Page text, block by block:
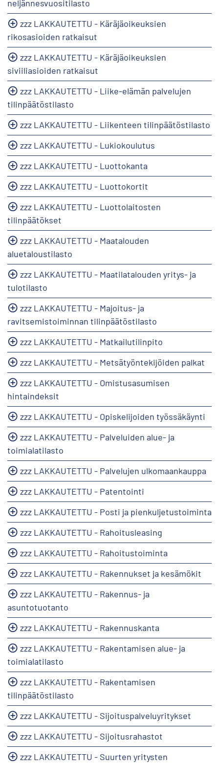
neljännesvuositilasto
zzz LAKKAUTETTU - Käräjäoikeuksien
rikosasioiden ratkaisut
zzz LAKKAUTETTU - Käräjäoikeuksien
siviiliasioiden ratkaisut
zzz LAKKAUTETTU - Liike-elämän palvelujen
tilinpäätöstilasto
zzz LAKKAUTETTU - Liikenteen tilinpäätöstilasto
zzz LAKKAUTETTU - Lukiokoulutus
zzz LAKKAUTETTU - Luottokanta
zzz LAKKAUTETTU - Luottokortit
zzz LAKKAUTETTU - Luottolaitosten
tilinpäätökset
zzz LAKKAUTETTU - Maatalouden
aluetaloustilasto
zzz LAKKAUTETTU - Maatilatalouden yritys- ja
tulotilasto
zzz LAKKAUTETTU - Majoitus- ja
ravitsemistoiminnan tilinpäätöstilasto
zzz LAKKAUTETTU - Matkailutilinpito
zzz LAKKAUTETTU - Metsätyöntekijöiden palkat
zzz LAKKAUTETTU - Omistusasumisen
hintaindeksit
zzz LAKKAUTETTU - Opiskelijoiden työssäkäynti
zzz LAKKAUTETTU - Palveluiden alue- ja
toimialatilasto
zzz LAKKAUTETTU - Palvelujen ulkomaankauppa
zzz LAKKAUTETTU - Patentointi
zzz LAKKAUTETTU - Posti ja pienkuljetustoiminta
zzz LAKKAUTETTU - Rahoitusleasing
zzz LAKKAUTETTU - Rahoitustoiminta
zzz LAKKAUTETTU - Rakennukset ja kesämökit
zzz LAKKAUTETTU - Rakennus- ja
asuntotuotanto
zzz LAKKAUTETTU - Rakennuskanta
zzz LAKKAUTETTU - Rakentamisen alue- ja
toimialatilasto
zzz LAKKAUTETTU - Rakentamisen
tilinpäätöstilasto
zzz LAKKAUTETTU - Sijoituspalveluyritykset
zzz LAKKAUTETTU - Sijoitusrahastot
zzz LAKKAUTETTU - Suurten yritysten